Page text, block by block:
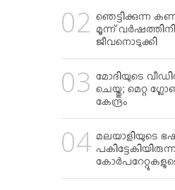
ഞെട്ടിക്കുന്ന
മൂന്ന്
ജീവനൊടുക്കി
മോദിയുടെ
ചെയ്തു; മെറ്റ
കേന്ദ്രം
മലയാളിയുടെ